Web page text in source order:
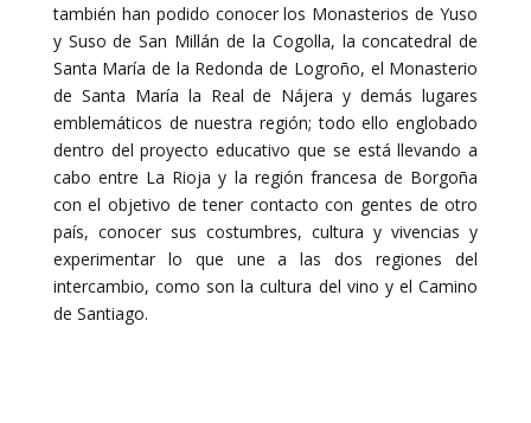
también han podido conocer los Monasterios de Yuso
y Suso de San Millán de la Cogolla, la concatedral de
Santa María de la Redonda de Logroño, el Monasterio
de Santa María la Real de Nájera y demás lugares
emblemáticos de nuestra región; todo ello englobado
dentro del proyecto educativo que se está llevando a
cabo entre La Rioja y la región francesa de Borgoña
con el objetivo de tener contacto con gentes de otro
país, conocer sus costumbres, cultura y vivencias y
experimentar lo que une a las dos regiones del
intercambio, como son la cultura del vino y el Camino
de Santiago.